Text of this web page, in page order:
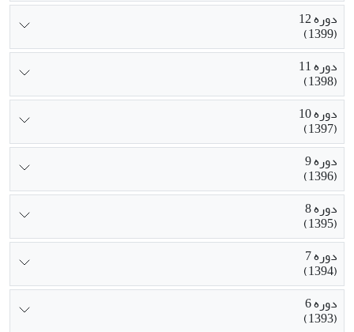
دوره 12
(1399)
دوره 11
(1398)
دوره 10
(1397)
دوره 9
(1396)
دوره 8
(1395)
دوره 7
(1394)
دوره 6
(1393)